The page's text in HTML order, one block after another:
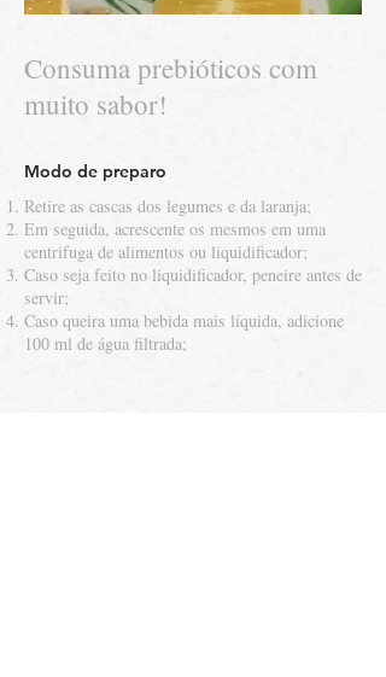
Consuma prebióticos com
muito sabor!
Modo de preparo
Retire as cascas dos legumes e da laranja;
Em seguida, acrescente os mesmos em uma
centrifuga de alimentos ou liquidificador;
Caso seja feito no liquidificador, peneire antes de
servir;
Caso queira uma bebida mais líquida, adicione
100 ml de água filtrada;